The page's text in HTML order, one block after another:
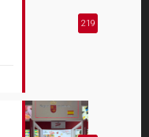
219